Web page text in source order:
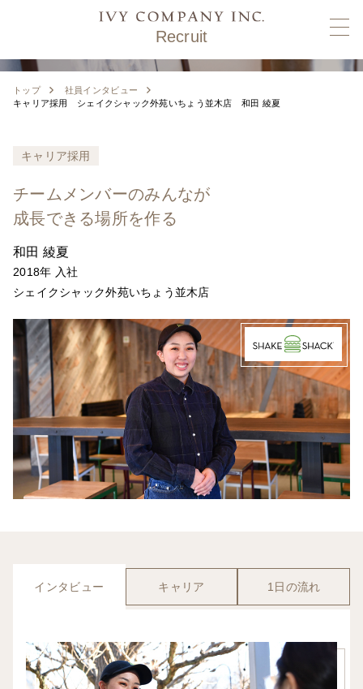
Recruit
トップ
社員インタビュー
キャリア採用 シェイクシャック外苑いちょう並木店 和田 綾夏
キャリア採用
チームメンバーのみんなが
成長できる場所を作る
和田 綾夏
2018年 入社
シェイクシャック外苑いちょう並木店
インタビュー キャリア 1日の流れ